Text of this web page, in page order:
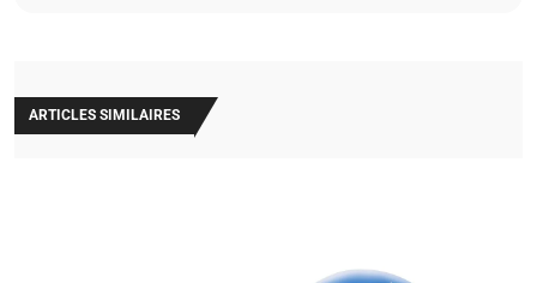
ARTICLES SIMILAIRES